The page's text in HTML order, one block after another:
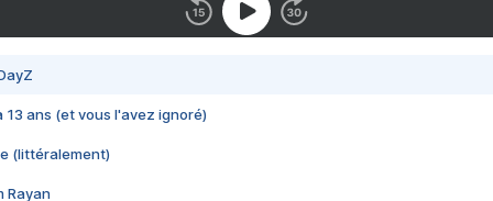
13 ans (et vous l'avez ignoré)
(littéralement)
Rayan